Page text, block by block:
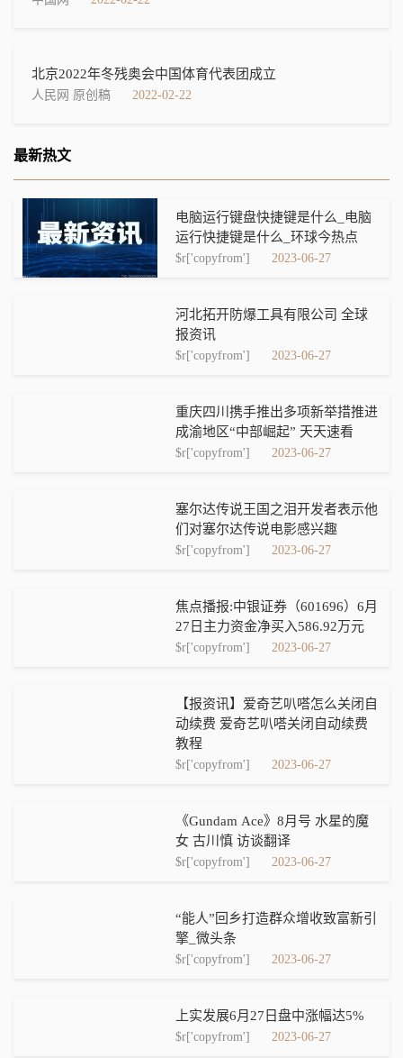
北京2022年冬残奥会中国体育代表团成立
人民网 原创稿 2022-02-22
最新热文
电脑运行键盘快捷键是什么_电脑
运行快捷键是什么_环球今热点
$r['copyfrom'] 2023-06-27
河北拓开防爆工具有限公司 全球
报资讯
$r['copyfrom'] 2023-06-27
重庆四川携手推出多项新举措推进
成渝地区“中部崛起” 天天速看
$r['copyfrom'] 2023-06-27
塞尔达传说王国之泪开发者表示他
们对塞尔达传说电影感兴趣
$r['copyfrom'] 2023-06-27
焦点播报:中银证券（601696）6月
27日主力资金净买入586.92万元
$r['copyfrom'] 2023-06-27
【报资讯】爱奇艺叭嗒怎么关闭自
动续费 爱奇艺叭嗒关闭自动续费
教程
$r['copyfrom'] 2023-06-27
《Gundam Ace》8月号 水星的魔
女 古川慎 访谈翻译
$r['copyfrom'] 2023-06-27
“能人”回乡打造群众增收致富新引
擎_微头条
$r['copyfrom'] 2023-06-27
上实发展6月27日盘中涨幅达5%
$r['copyfrom'] 2023-06-27